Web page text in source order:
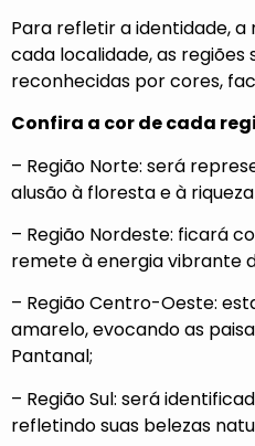
Para refletir a identidade, a
cada localidade, as regiões
reconhecidas por cores,
Confira a cor de cada
– Região Norte: será
alusão à floresta e à
– Região Nordeste: ficará
remete à energia vibrante
– Região Centro-Oeste:
amarelo, evocando as
Pantanal;
– Região Sul: será
refletindo suas belezas